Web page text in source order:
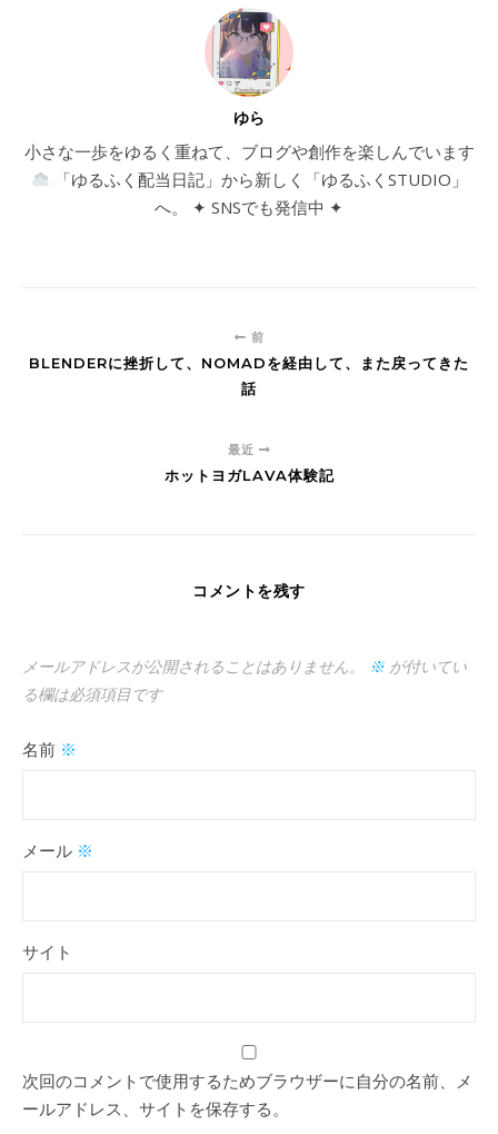
ゆら
小さな一歩をゆるく重ねて、ブログや創作を楽しんでいます
「ゆるふく配当日記」から新しく「ゆるふくSTUDIO」
へ。 ✦ SNSでも発信中 ✦
前
BLENDERに挫折して、NOMADを経由して、また戻ってきた
話
最近
ホットヨガLAVA体験記
コメントを残す
メールアドレスが公開されることはありません。 ※が付いてい
る欄は必須項目です
名前 ※
メール ※
サイト
次回のコメントで使用するためブラウザーに自分の名前、メ
ールアドレス、サイトを保存する。